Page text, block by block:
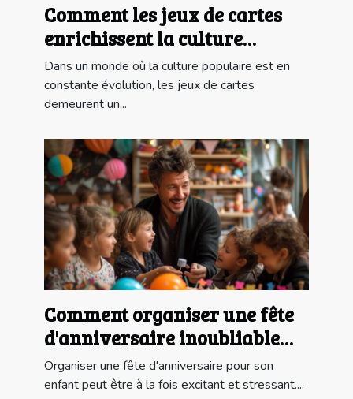
Comment les jeux de cartes
enrichissent la culture
populaire moderne
Dans un monde où la culture populaire est en
constante évolution, les jeux de cartes
demeurent un...
Comment organiser une fête
d'anniversaire inoubliable
pour votre enfant avec un
magicien
Organiser une fête d'anniversaire pour son
enfant peut être à la fois excitant et stressant....